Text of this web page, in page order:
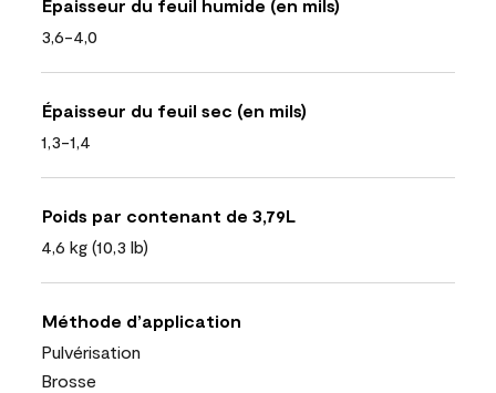
Épaisseur du feuil humide (en mils)
3,6-4,0
Épaisseur du feuil sec (en mils)
1,3-1,4
Poids par contenant de 3,79L
4,6 kg (10,3 lb)
Méthode d’application
Pulvérisation
Brosse